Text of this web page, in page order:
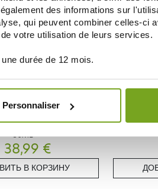
des informations sur
qui peuvent combiner celles-ci
votre utilisation de leurs services.
durée de 12 mois.
Personnaliser
CREME NUTRI VITALITE
50ML
38,99 €
В КОРЗИНУ